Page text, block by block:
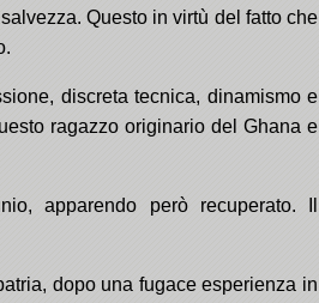
Questo in virtù del fatto che
discreta tecnica, dinamismo e
ragazzo originario del Ghana e
apparendo però recuperato. Il
dopo una fugace esperienza in